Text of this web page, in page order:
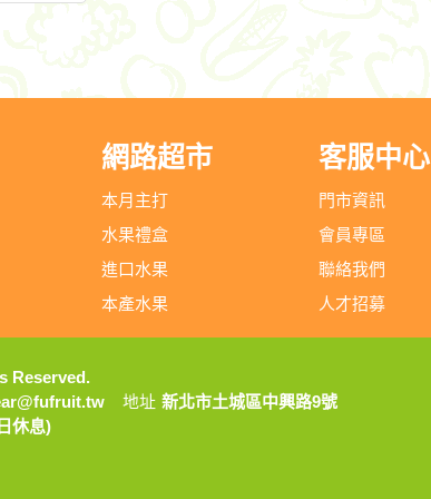
網路超市
本月主打
水果禮盒
進口水果
本產水果
客服中心
門市資訊
會員專區
聯絡我們
人才招募
Reserved.
地址 新北市土城區中興路9號
休息)